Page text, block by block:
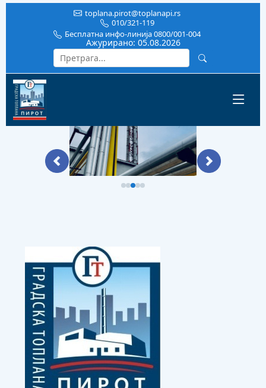
toplana.pirot@toplanapi.rs
010/321-119
Бесплатна инфо-линија 0800/001-004
Ажурирано:05.08.2026